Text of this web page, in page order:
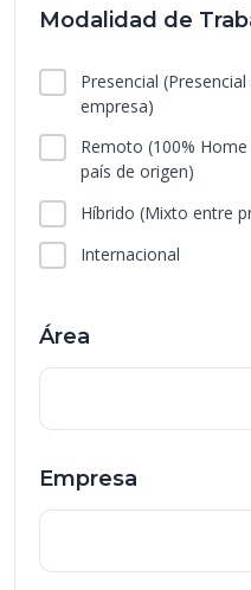
Modalidad de
Presencial
empresa)
Remoto (100%
país de origen)
Híbrido (Mixto entre
Internacional
Área
Empresa